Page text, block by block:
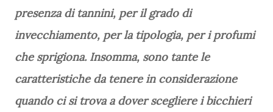
presenza di tannini, per il grado di
invecchiamento, per la tipologia, per i profumi
che sprigiona. Insomma, sono tante le
caratteristiche da tenere in considerazione
quando ci si trova a dover scegliere i bicchieri